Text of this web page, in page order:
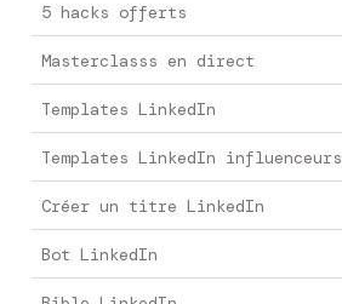
5 hacks offerts
Masterclasss en direct
Templates LinkedIn
Templates LinkedIn influenceurs
Créer un titre LinkedIn
Bot LinkedIn